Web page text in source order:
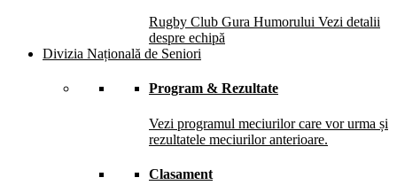
Rugby Club Gura Humorului Vezi detalii
despre echipă
Divizia Națională de Seniori
Program & Rezultate
Vezi programul meciurilor care vor urma și
rezultatele meciurilor anterioare.
Clasament